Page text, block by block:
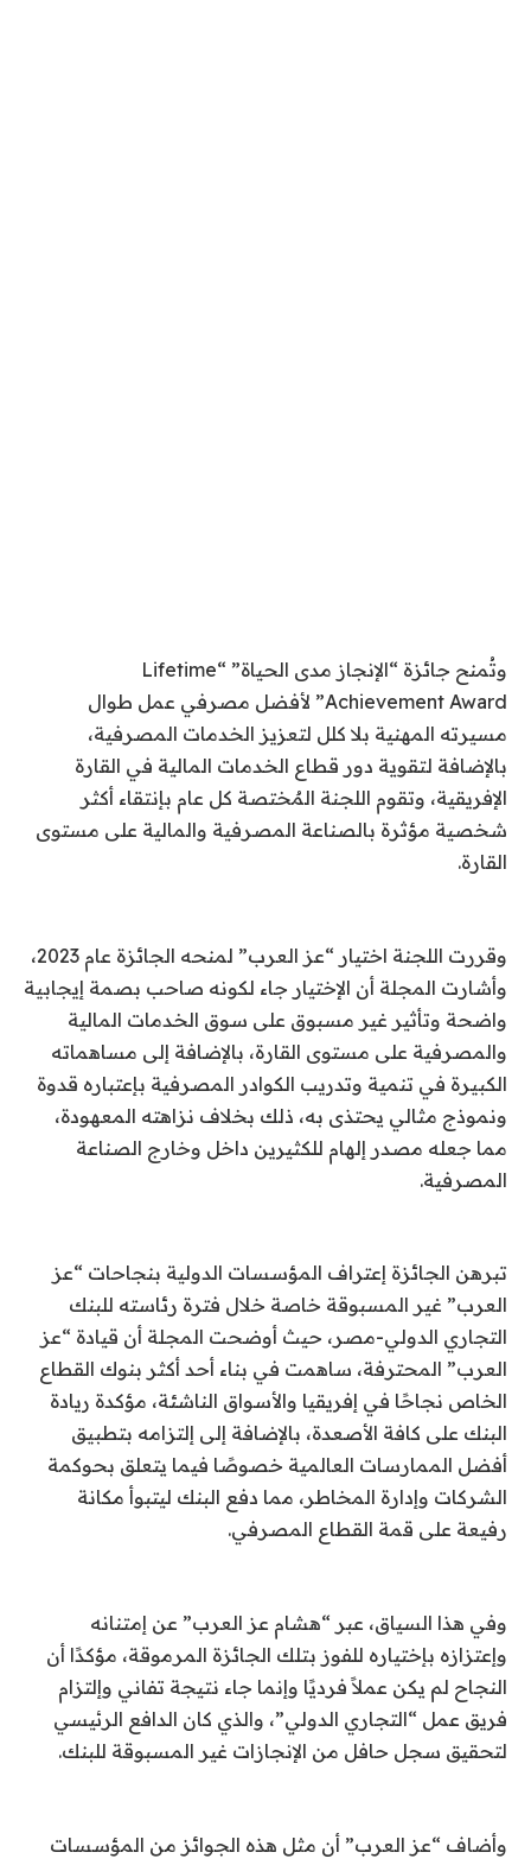
وتُمنح جائزة “الإنجاز مدى الحياة” “Lifetime
Achievement Award” لأفضل مصرفي عمل طوال
مسيرته المهنية بلا كلل لتعزيز الخدمات المصرفية،
بالإضافة لتقوية دور قطاع الخدمات المالية في القارة
الإفريقية، وتقوم اللجنة المٌختصة كل عام بإنتقاء أكثر
شخصية مؤثرة بالصناعة المصرفية والمالية على مستوى
القارة.
وقررت اللجنة اختيار “عز العرب” لمنحه الجائزة عام 2023،
وأشارت المجلة أن الإختيار جاء لكونه صاحب بصمة إيجابية
واضحة وتأثير غير مسبوق على سوق الخدمات المالية
والمصرفية على مستوى القارة، بالإضافة إلى مساهماته
الكبيرة في تنمية وتدريب الكوادر المصرفية بإعتباره قدوة
ونموذج مثالي يحتذى به، ذلك بخلاف نزاهته المعهودة،
مما جعله مصدر إلهام للكثيرين داخل وخارج الصناعة
المصرفية.
تبرهن الجائزة إعتراف المؤسسات الدولية بنجاحات “عز
العرب” غير المسبوقة خاصة خلال فترة رئاسته للبنك
التجاري الدولي-مصر، حيث أوضحت المجلة أن قيادة “عز
العرب” المحترفة، ساهمت في بناء أحد أكثر بنوك القطاع
الخاص نجاحًا في إفريقيا والأسواق الناشئة، مؤكدة ريادة
البنك على كافة الأصعدة، بالإضافة إلى إلتزامه بتطبيق
أفضل الممارسات العالمية خصوصًا فيما يتعلق بحوكمة
الشركات وإدارة المخاطر، مما دفع البنك ليتبوأ مكانة
رفيعة على قمة القطاع المصرفي.
وفي هذا السياق، عبر “هشام عز العرب” عن إمتنانه
وإعتزازه بإختياره للفوز بتلك الجائزة المرموقة، مؤكدًا أن
النجاح لم يكن عملاً فرديًا وإنما جاء نتيجة تفاني وإلتزام
فريق عمل “التجاري الدولي”، والذي كان الدافع الرئيسي
لتحقيق سجل حافل من الإنجازات غير المسبوقة للبنك.
وأضاف “عز العرب” أن مثل هذه الجوائز من المؤسسات